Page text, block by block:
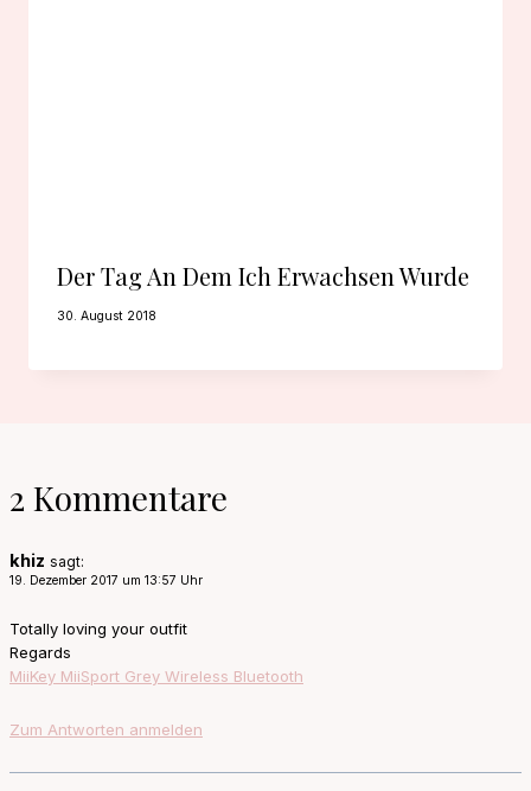
Der Tag An Dem Ich Erwachsen Wurde
30. August 2018
2 Kommentare
khiz sagt:
19. Dezember 2017 um 13:57 Uhr
Totally loving your outfit
Regards
MiiKey MiiSport Grey Wireless Bluetooth
Zum Antworten anmelden